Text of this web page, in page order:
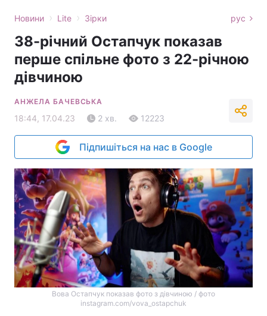
Новини › Lite › Зірки рус
38-річний Остапчук показав
перше спільне фото з 22-річною
дівчиною
АНЖЕЛА БАЧЕВСЬКА
18:44, 17.04.23 2 хв. 12223
Підпишіться на нас в Google
Вова Остапчук показав фото з дівчиною / фото
instagram.com/vova_ostapchuk